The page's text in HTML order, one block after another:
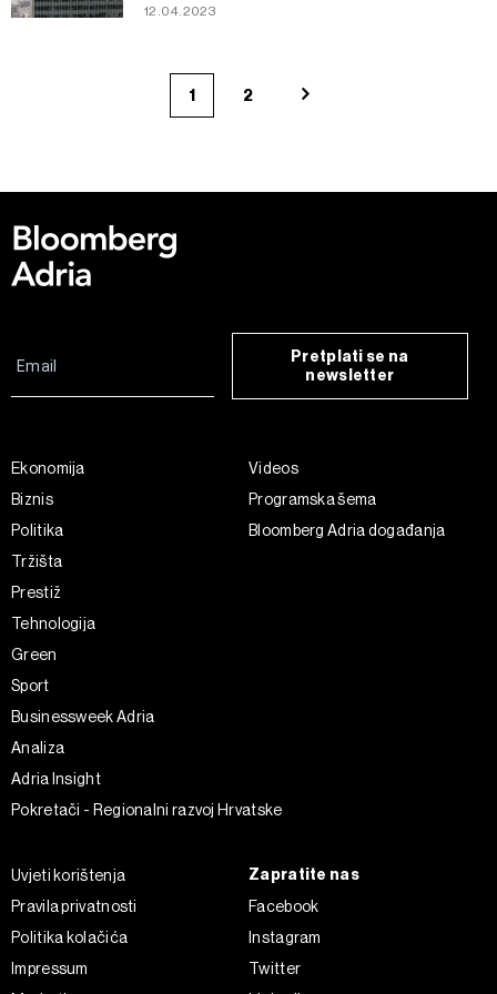
12.04.2023
1 2
Pretplati se na
newsletter
Ekonomija
Biznis
Politika
Tržišta
Prestiž
Tehnologija
Green
Sport
Businessweek Adria
Analiza
Adria Insight
Pokretači - Regionalni razvoj Hrvatske
Videos
Programska šema
Bloomberg Adria događanja
Uvjeti korištenja
Pravila privatnosti
Politika kolačića
Impressum
Zapratite nas
Facebook
Instagram
Twitter